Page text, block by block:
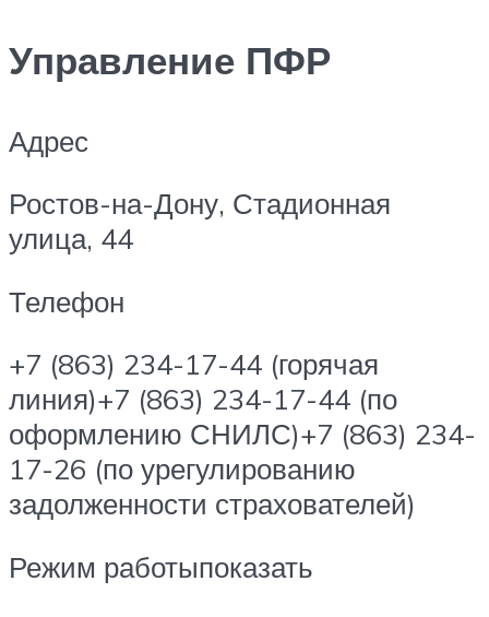
Управление ПФР
Адрес
Ростов-на-Дону, Стадионная
улица, 44
Телефон
+7 (863) 234-17-44 (горячая
линия)+7 (863) 234-17-44 (по
оформлению СНИЛС)+7 (863) 234-
17-26 (по урегулированию
задолженности страхователей)
Режим работыпоказать